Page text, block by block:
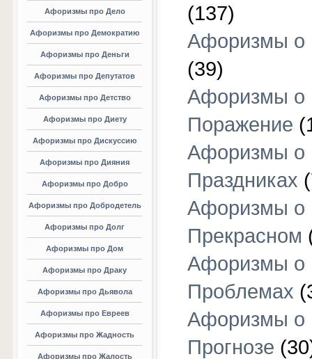
Афоризмы про Дело
Афоризмы про Демократию
Афоризмы про Деньги
Афоризмы про Депутатов
Афоризмы про Детство
Афоризмы про Диету
Афоризмы про Дискуссию
Афоризмы про Дияния
Афоризмы про Добро
Афоризмы про Добродетель
Афоризмы про Долг
Афоризмы про Дом
Афоризмы про Драку
Афоризмы про Дьявола
Афоризмы про Евреев
Афоризмы про Жадность
Афоризмы про Жалость
(137)
Афоризмы о
(39)
Афоризмы о
Поражение
Афоризмы о
Праздниках
Афоризмы о
Прекрасном
Афоризмы о
Проблемах
Афоризмы о
Прогнозе